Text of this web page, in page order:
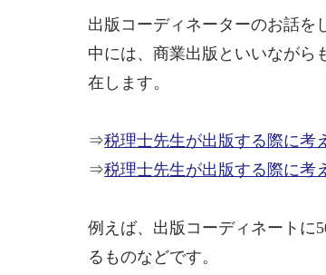
出版コーディネーターのお話を
中には、商業出版といいながら
在します。
⇒税理士先生が出版する際に考
⇒税理士先生が出版する際に考
例えば、出版コーディネートに
るものなどです。